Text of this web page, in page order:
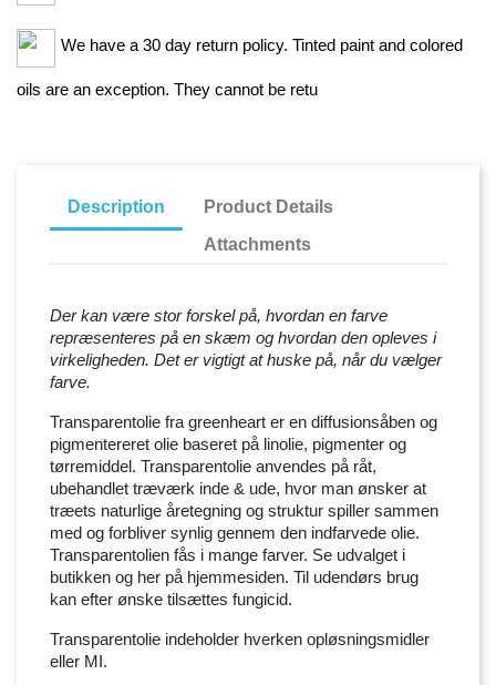
We have a 30 day return policy. Tinted paint and colored
oils are an exception. They cannot be retu
Description
Product Details
Attachments
Der kan være stor forskel på, hvordan en farve
repræsenteres på en skæm og hvordan den opleves i
virkeligheden. Det er vigtigt at huske på, når du vælger
farve.
Transparentolie fra greenheart er en diffusionsåben og
pigmentereret olie baseret på linolie, pigmenter og
tørremiddel. Transparentolie anvendes på råt,
ubehandlet træværk inde & ude, hvor man ønsker at
træets naturlige åretegning og struktur spiller sammen
med og forbliver synlig gennem den indfarvede olie.
Transparentolien fås i mange farver. Se udvalget i
butikken og her på hjemmesiden. Til udendørs brug
kan efter ønske tilsættes fungicid.
Transparentolie indeholder hverken opløsningsmidler
eller MI.